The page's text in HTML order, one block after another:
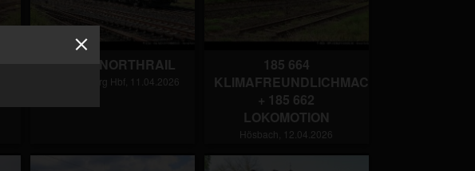
188 102 NORTHRAIL
Aschaffenburg Hbf, 11.04.2026
185 664
KLIMAFREUNDLICHMACHER
+ 185 662
LOKOMOTION
Hösbach, 12.04.2026